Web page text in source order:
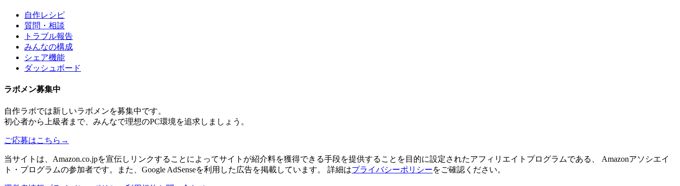
自作レシピ
質問・相談
トラブル報告
みんなの構成
シェア機能
ダッシュボード
ラボメン募集中
自作ラボでは新しいラボメンを募集中です。
初心者から上級者まで、みんなで理想のPC環境を追求しましょう。
ご応募はこちら →
当サイトは、Amazon.co.jpを宣伝しリンクすることによってサイトが紹介料を獲得できる手段を提供することを目的に設定されたアフィリエイトプログラムである、 Amazonアソシエイ
ト・プログラムの参加者です。また、Google AdSenseを利用した広告を掲載しています。 詳細はプライバシーポリシーをご確認ください。